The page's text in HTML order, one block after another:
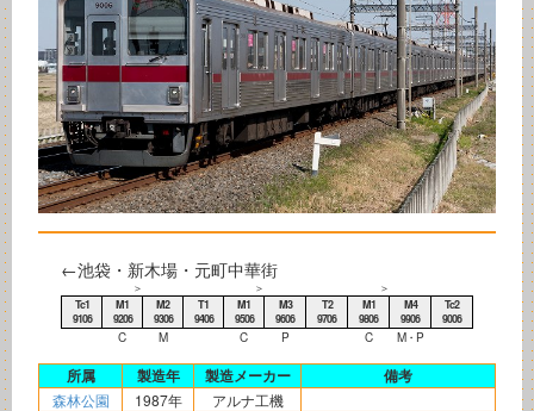
←池袋・新木場・元町中華街
＞ ＞
＞
Tc1
9106
M1
9206
M2
9306
T1
9406
M1
9506
M3
9606
T2
9706
M1
9806
M4
9906
Tc2
9006
C M C P C M・P
所属 製造年 製造メーカー 備考
森林公園 1987年 アルナ工機